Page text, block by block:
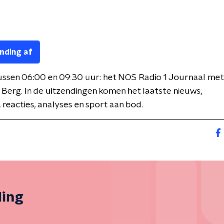
af
06:00 en 09:30 uur: het NOS Radio 1 Journaal met
In de uitzendingen komen het laatste nieuws,
analyses en sport aan bod.